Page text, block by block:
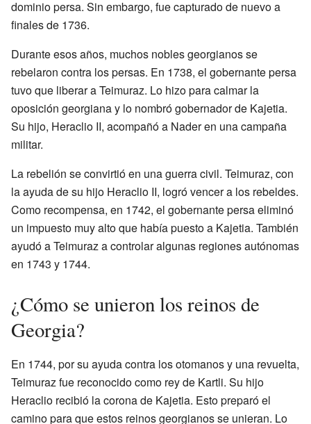
dominio persa. Sin embargo, fue capturado de nuevo a
finales de 1736.
Durante esos años, muchos nobles georgianos se
rebelaron contra los persas. En 1738, el gobernante persa
tuvo que liberar a Teimuraz. Lo hizo para calmar la
oposición georgiana y lo nombró gobernador de Kajetia.
Su hijo, Heraclio II, acompañó a Nader en una campaña
militar.
La rebelión se convirtió en una guerra civil. Teimuraz, con
la ayuda de su hijo Heraclio II, logró vencer a los rebeldes.
Como recompensa, en 1742, el gobernante persa eliminó
un impuesto muy alto que había puesto a Kajetia. También
ayudó a Teimuraz a controlar algunas regiones autónomas
en 1743 y 1744.
¿Cómo se unieron los reinos de
Georgia?
En 1744, por su ayuda contra los otomanos y una revuelta,
Teimuraz fue reconocido como rey de Kartli. Su hijo
Heraclio recibió la corona de Kajetia. Esto preparó el
camino para que estos reinos georgianos se unieran. Lo